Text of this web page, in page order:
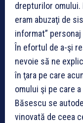
drepturilor omului.
eram abuzaţi de
informat”
În efortul de a-şi
nevoie să ne
în ţara pe care
omului şi pe care
Băsescu se
vinovată de ceea